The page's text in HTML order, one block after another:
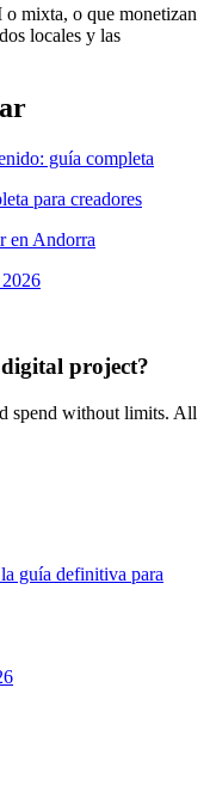
mixta, o que monetizan
locales y las
guía completa
para creadores
en Andorra
project?
spend without limits. All
guía definitiva para